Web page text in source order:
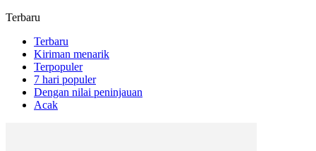
Terbaru
Terbaru
Kiriman menarik
Terpopuler
7 hari populer
Dengan nilai peninjauan
Acak